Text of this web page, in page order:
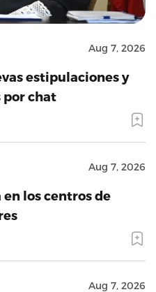
Aug 7, 2026
estipulaciones y
por chat
Aug 7, 2026
los centros de
Aug 7, 2026